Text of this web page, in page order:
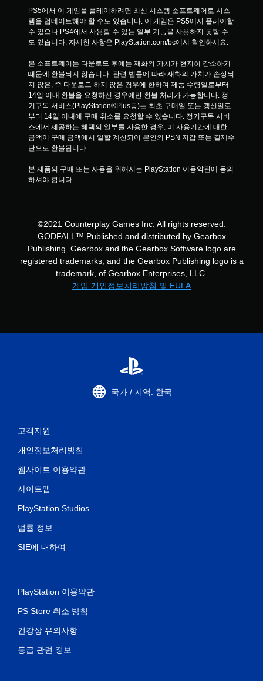
PS5에서 이 게임을 플레이하려면 최신 시스템 소프트웨어로 시스
템을 업데이트해야 할 수도 있습니다. 이 게임은 PS5에서 플레이할
수 있으나 PS4에서 사용할 수 있는 일부 기능을 사용하지 못할 수
도 있습니다. 자세한 사항은 PlayStation.com/bc에서 확인하세요.
본 소프트웨어는 다운로드 후에는 재화의 가치가 현저히 감소하기
때문에 환불되지 않습니다. 관련 법률에 따라 재화의 가치가 손상되
지 않은, 즉 다운로드 하지 않은 경우에 한하여 제품 수령일로부터
14일 이내 환불을 요청하신 경우에만 환불 처리가 가능합니다. 정
기구독 서비스(PlayStation®Plus등)는 최초 구매일 또는 갱신일로
부터 14일 이내에 구매 취소를 요청할 수 있습니다. 정기구독 서비
스에서 제공하는 혜택의 일부를 사용한 경우, 미 사용기간에 대한
금액이 구매 금액에서 일할 계산되어 본인의 PSN 지갑 또는 결제수
단으로 환불됩니다.
본 제품의 구매 또는 사용을 위해서는 PlayStation 이용약관에 동의
하셔야 합니다.
©2021 Counterplay Games Inc. All rights reserved.
GODFALL™ Published and distributed by Gearbox
Publishing. Gearbox and the Gearbox Software logo are
registered trademarks, and the Gearbox Publishing logo is a
trademark, of Gearbox Enterprises, LLC.
게임 개인정보처리방침 및 EULA
국가 / 지역: 한국
고객지원
개인정보처리방침
웹사이트 이용약관
사이트맵
PlayStation Studios
법률 정보
SIE에 대하여
PlayStation 이용약관
PS Store 취소 방침
건강상 유의사항
등급 관련 정보